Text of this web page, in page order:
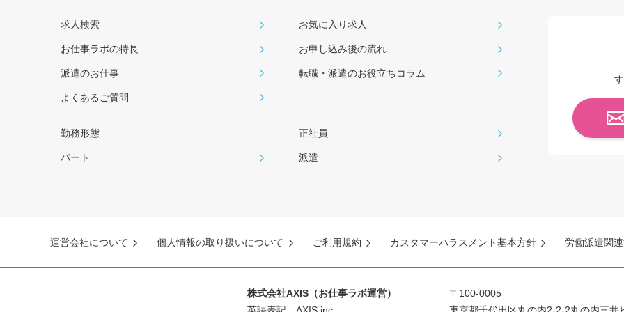
求人検索 お気に入り求人
お仕事ラボの特長 お申し込み後の流れ
派遣のお仕事 転職・派遣のお役⽴ちコラム
よくあるご質問
勤務形態 正社員
パート 派遣
運営会社について 個人情報の取り扱いについて ご利用規約 カスタマーハラスメント基本方針 労働派遣関
株式会社AXIS（お仕事ラボ運営）
〒100-0005